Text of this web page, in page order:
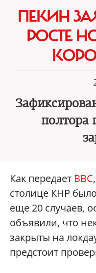
ПЕКИН
РОСТЕ
полтора
Как передает BBC
столице КНР
еще 20 случаев,
объявили, что
закрыты на
предстоит